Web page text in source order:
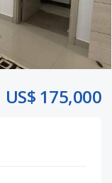
US$ 175,000